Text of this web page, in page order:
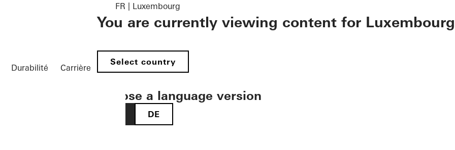
Durabilité Carrière
FR | Luxembourg
You are currently viewing content for Luxembourg
Select country
Choose a language version
DE